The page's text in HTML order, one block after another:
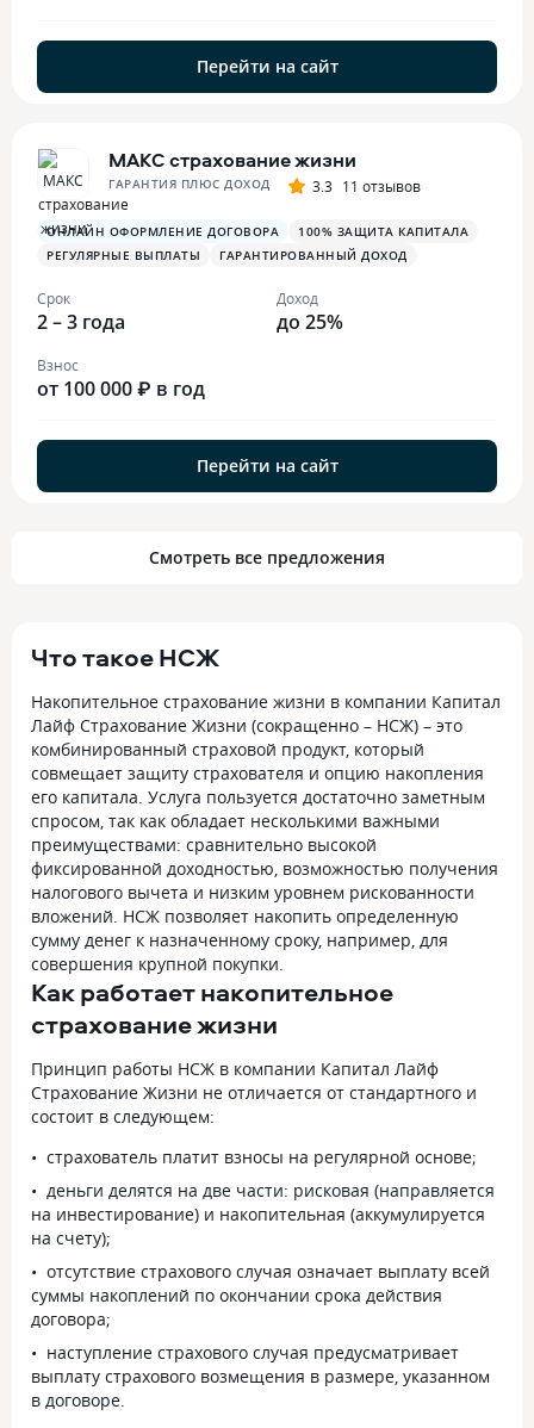
Перейти на сайт
МАКС страхование жизни
ГАРАНТИЯ ПЛЮС ДОХОД 3.3 11 отзывов
ОНЛАЙН ОФОРМЛЕНИЕ ДОГОВОРА
100% ЗАЩИТА КАПИТАЛА
РЕГУЛЯРНЫЕ ВЫПЛАТЫ
ГАРАНТИРОВАННЫЙ ДОХОД
Срок
2 – 3 года
Доход
до 25%
Взнос
от 100 000 ₽ в год
Перейти на сайт
Смотреть все предложения
Что такое НСЖ
Накопительное страхование жизни в компании Капитал
Лайф Страхование Жизни (сокращенно – НСЖ) – это
комбинированный страховой продукт, который
совмещает защиту страхователя и опцию накопления
его капитала. Услуга пользуется достаточно заметным
спросом, так как обладает несколькими важными
преимуществами: сравнительно высокой
фиксированной доходностью, возможностью получения
налогового вычета и низким уровнем рискованности
вложений. НСЖ позволяет накопить определенную
сумму денег к назначенному сроку, например, для
совершения крупной покупки.
Как работает накопительное
страхование жизни
Принцип работы НСЖ в компании Капитал Лайф
Страхование Жизни не отличается от стандартного и
состоит в следующем:
страхователь платит взносы на регулярной основе;
деньги делятся на две части: рисковая (направляется
на инвестирование) и накопительная (аккумулируется
на счету);
отсутствие страхового случая означает выплату всей
суммы накоплений по окончании срока действия
договора;
наступление страхового случая предусматривает
выплату страхового возмещения в размере, указанном
в договоре.